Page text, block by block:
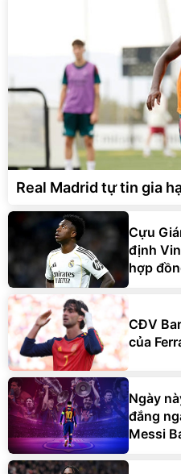
Real Madrid tự tin gia
Cựu
định
hợp
CĐV
của
Ngày
đắng
Messi